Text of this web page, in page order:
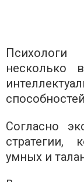
несколько
Согласно
стратегии,
умных и